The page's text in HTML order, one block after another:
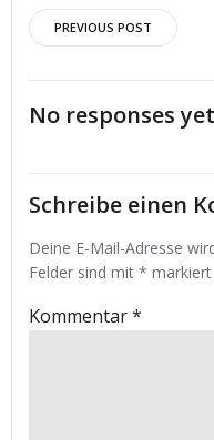
Post
PREVIOUS POST
No responses yet
Schreibe einen
Deine E-Mail-Adresse
Felder sind mit * markiert
Kommentar*